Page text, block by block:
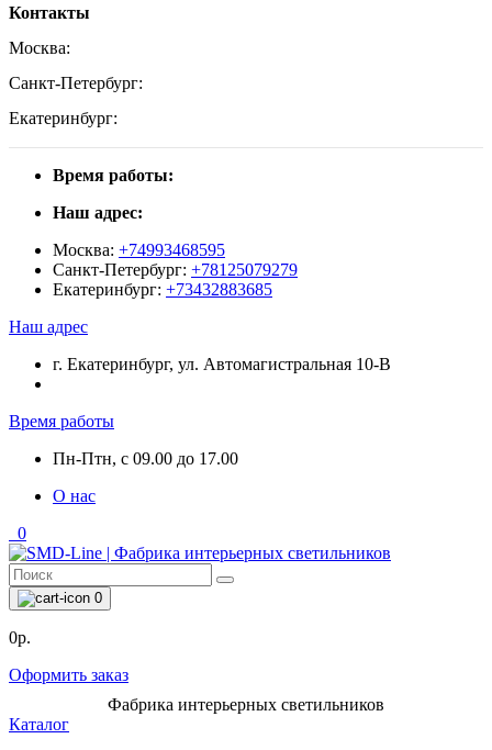
Контакты
Москва:
Санкт-Петербург:
Екатеринбург:
Время работы:
Наш адрес:
Москва: +74993468595
Санкт-Петербург: +78125079279
Екатеринбург: +73432883685
Наш адрес
г. Екатеринбург, ул. Автомагистральная 10-В
Время работы
Пн-Птн, с 09.00 до 17.00
О нас
0
0
0р.
Оформить заказ
Фабрика интерьерных светильников
Каталог